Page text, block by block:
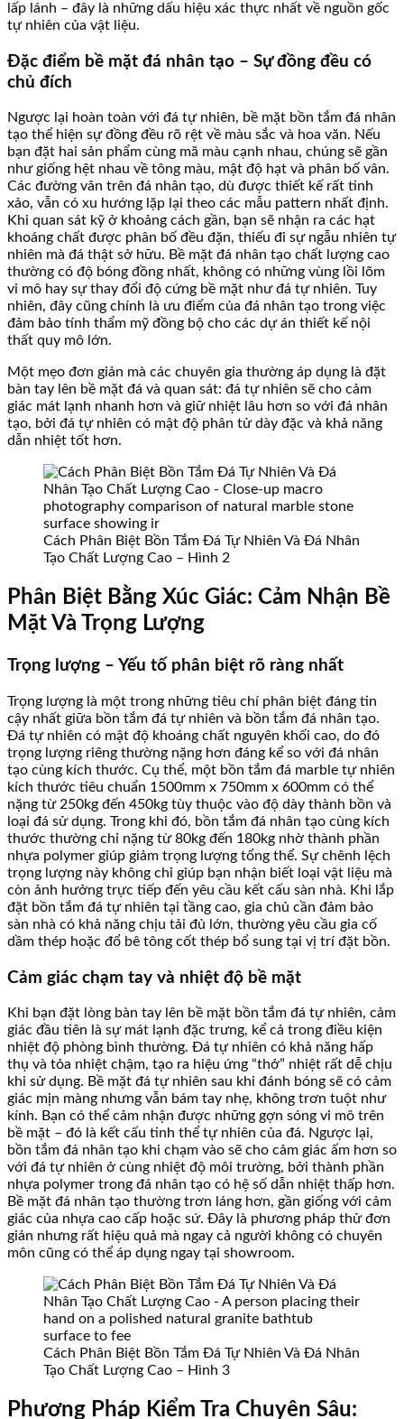
lấp lánh – đây là những dấu hiệu xác thực nhất về nguồn gốc
tự nhiên của vật liệu.
Đặc điểm bề mặt đá nhân tạo – Sự đồng đều có
chủ đích
Ngược lại hoàn toàn với đá tự nhiên, bề mặt bồn tắm đá nhân
tạo thể hiện sự đồng đều rõ rệt về màu sắc và hoa văn. Nếu
bạn đặt hai sản phẩm cùng mã màu cạnh nhau, chúng sẽ gần
như giống hệt nhau về tông màu, mật độ hạt và phân bố vân.
Các đường vân trên đá nhân tạo, dù được thiết kế rất tinh
xảo, vẫn có xu hướng lặp lại theo các mẫu pattern nhất định.
Khi quan sát kỹ ở khoảng cách gần, bạn sẽ nhận ra các hạt
khoáng chất được phân bố đều đặn, thiếu đi sự ngẫu nhiên tự
nhiên mà đá thật sở hữu. Bề mặt đá nhân tạo chất lượng cao
thường có độ bóng đồng nhất, không có những vùng lồi lõm
vi mô hay sự thay đổi độ cứng bề mặt như đá tự nhiên. Tuy
nhiên, đây cũng chính là ưu điểm của đá nhân tạo trong việc
đảm bảo tính thẩm mỹ đồng bộ cho các dự án thiết kế nội
thất quy mô lớn.
Một mẹo đơn giản mà các chuyên gia thường áp dụng là đặt
bàn tay lên bề mặt đá và quan sát: đá tự nhiên sẽ cho cảm
giác mát lạnh nhanh hơn và giữ nhiệt lâu hơn so với đá nhân
tạo, bởi đá tự nhiên có mật độ phân tử dày đặc và khả năng
dẫn nhiệt tốt hơn.
Cách Phân Biệt Bồn Tắm Đá Tự Nhiên Và Đá Nhân
Tạo Chất Lượng Cao – Hình 2
Phân Biệt Bằng Xúc Giác: Cảm Nhận Bề
Mặt Và Trọng Lượng
Trọng lượng – Yếu tố phân biệt rõ ràng nhất
Trọng lượng là một trong những tiêu chí phân biệt đáng tin
cậy nhất giữa bồn tắm đá tự nhiên và bồn tắm đá nhân tạo.
Đá tự nhiên có mật độ khoáng chất nguyên khối cao, do đó
trọng lượng riêng thường nặng hơn đáng kể so với đá nhân
tạo cùng kích thước. Cụ thể, một bồn tắm đá marble tự nhiên
kích thước tiêu chuẩn 1500mm x 750mm x 600mm có thể
nặng từ 250kg đến 450kg tùy thuộc vào độ dày thành bồn và
loại đá sử dụng. Trong khi đó, bồn tắm đá nhân tạo cùng kích
thước thường chỉ nặng từ 80kg đến 180kg nhờ thành phần
nhựa polymer giúp giảm trọng lượng tổng thể. Sự chênh lệch
trọng lượng này không chỉ giúp bạn nhận biết loại vật liệu mà
còn ảnh hưởng trực tiếp đến yêu cầu kết cấu sàn nhà. Khi lắp
đặt bồn tắm đá tự nhiên tại tầng cao, gia chủ cần đảm bảo
sàn nhà có khả năng chịu tải đủ lớn, thường yêu cầu gia cố
dầm thép hoặc đổ bê tông cốt thép bổ sung tại vị trí đặt bồn.
Cảm giác chạm tay và nhiệt độ bề mặt
Khi bạn đặt lòng bàn tay lên bề mặt bồn tắm đá tự nhiên, cảm
giác đầu tiên là sự mát lạnh đặc trưng, kể cả trong điều kiện
nhiệt độ phòng bình thường. Đá tự nhiên có khả năng hấp
thụ và tỏa nhiệt chậm, tạo ra hiệu ứng “thở” nhiệt rất dễ chịu
khi sử dụng. Bề mặt đá tự nhiên sau khi đánh bóng sẽ có cảm
giác mịn màng nhưng vẫn bám tay nhẹ, không trơn tuột như
kính. Bạn có thể cảm nhận được những gợn sóng vi mô trên
bề mặt – đó là kết cấu tinh thể tự nhiên của đá. Ngược lại,
bồn tắm đá nhân tạo khi chạm vào sẽ cho cảm giác ấm hơn so
với đá tự nhiên ở cùng nhiệt độ môi trường, bởi thành phần
nhựa polymer trong đá nhân tạo có hệ số dẫn nhiệt thấp hơn.
Bề mặt đá nhân tạo thường trơn láng hơn, gần giống với cảm
giác của nhựa cao cấp hoặc sứ. Đây là phương pháp thử đơn
giản nhưng rất hiệu quả mà ngay cả người không có chuyên
môn cũng có thể áp dụng ngay tại showroom.
Cách Phân Biệt Bồn Tắm Đá Tự Nhiên Và Đá Nhân
Tạo Chất Lượng Cao – Hình 3
Phương Pháp Kiểm Tra Chuyên Sâu: